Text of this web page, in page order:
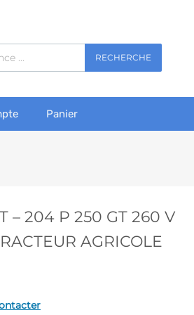
RECHERCHE
Panier
– 204 P 250 GT 260 V
AGRICOLE